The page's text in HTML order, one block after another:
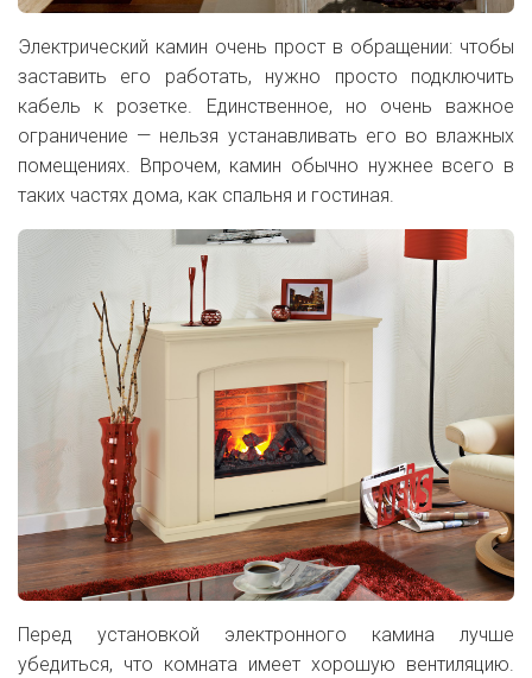
Электрический камин очень прост в обращении: чтобы
заставить его работать, нужно просто подключить
кабель к розетке. Единственное, но очень важное
ограничение — нельзя устанавливать его во влажных
помещениях. Впрочем, камин обычно нужнее всего в
таких частях дома, как спальня и гостиная.
Перед установкой электронного камина лучше
убедиться, что комната имеет хорошую вентиляцию.